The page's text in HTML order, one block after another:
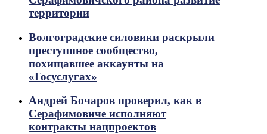
территории
Волгоградские силовики раскрыли
преступпное сообщество,
похищавшее аккаунты на
«Госуслугах»
Андрей Бочаров проверил, как в
Серафимовиче исполняют
контракты нацпроектов